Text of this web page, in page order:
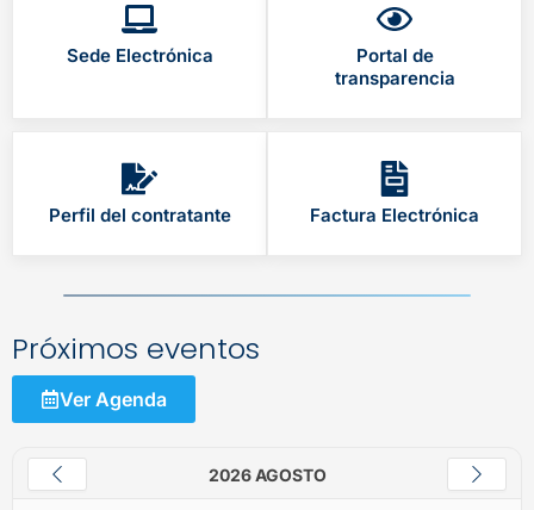
Sede Electrónica
Portal de
transparencia
Perfil del contratante Factura Electrónica
Próximos eventos
Ver Agenda
2026 AGOSTO